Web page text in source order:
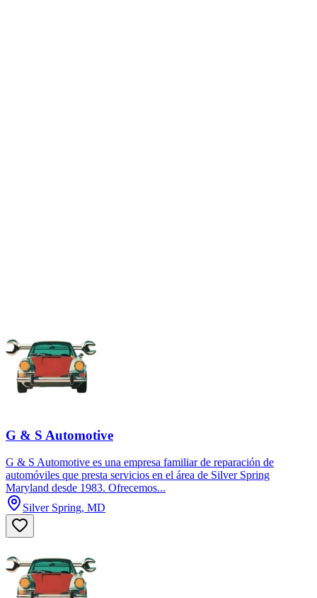
G & S Automotive
G & S Automotive es una empresa familiar de reparación de
automóviles que presta servicios en el área de Silver Spring
Maryland desde 1983. Ofrecemos...
Silver Spring, MD